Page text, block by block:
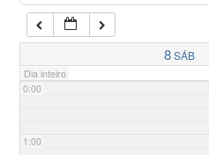
8SÁB
Dia inteiro
0:00
1:00